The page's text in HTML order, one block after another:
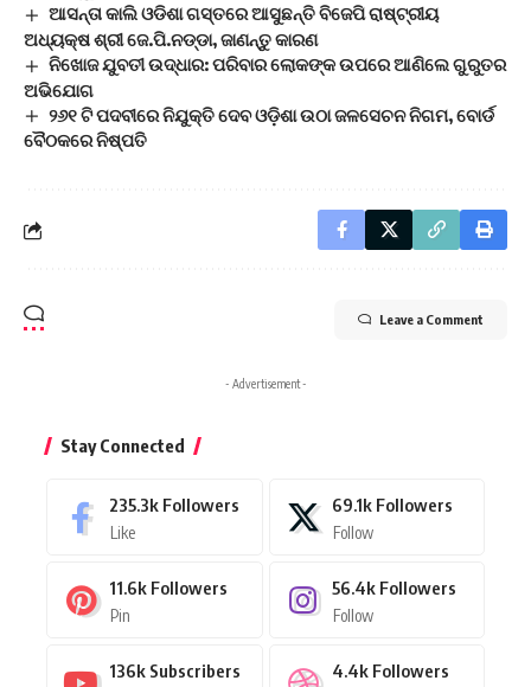
ଆସନ୍ତା କାଲି ଓଡିଶା ଗସ୍ତରେ ଆସୁଛନ୍ତି ବିଜେପି ରାଷ୍ଟ୍ରୀୟ
ଅଧ୍ୟକ୍ଷ ଶ୍ରୀ ଜେ.ପି.ନଡ୍ଡା, ଜାଣନ୍ତୁ କାରଣ
ନିଖୋଜ ଯୁବତୀ ଉଦ୍ଧାର: ପରିବାର ଲୋକଙ୍କ ଉପରେ ଆଣିଲେ ଗୁରୁତର
ଅଭିଯୋଗ
୨୬୧ ଟି ପଦବୀରେ ନିଯୁକ୍ତି ଦେବ ଓଡ଼ିଶା ଉଠା ଜଳସେଚନ ନିଗମ, ବୋର୍ଡ
ବୈଠକରେ ନିଷ୍ପତି
Leave a Comment
- Advertisement -
Stay Connected
235.3k Followers
Like
69.1k Followers
Follow
11.6k Followers
Pin
56.4k Followers
Follow
136k Subscribers 4.4k Followers